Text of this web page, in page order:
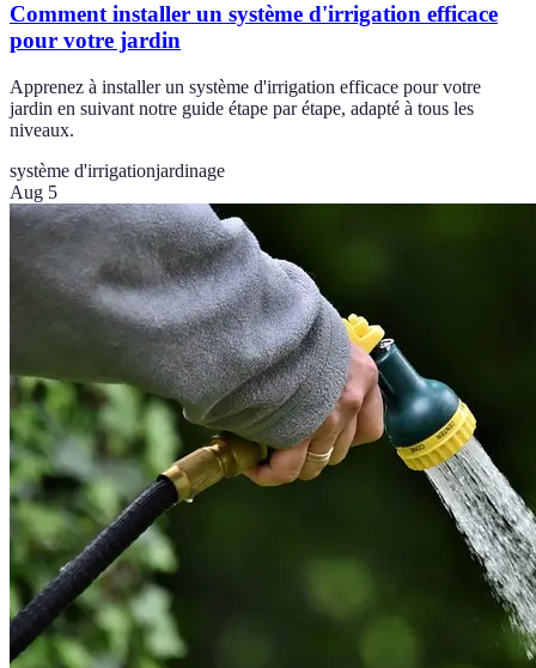
Comment installer un système d'irrigation efficace
pour votre jardin
Apprenez à installer un système d'irrigation efficace pour votre
jardin en suivant notre guide étape par étape, adapté à tous les
niveaux.
système d'irrigationjardinage
Aug 5